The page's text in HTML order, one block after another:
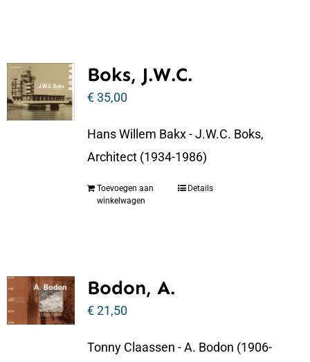
Boks, J.W.C.
€35,00
Hans Willem Bakx - J.W.C. Boks,
Architect (1934-1986)
Toevoegen aan
winkelwagen
Details
Bodon, A.
€21,50
Tonny Claassen - A. Bodon (1906-